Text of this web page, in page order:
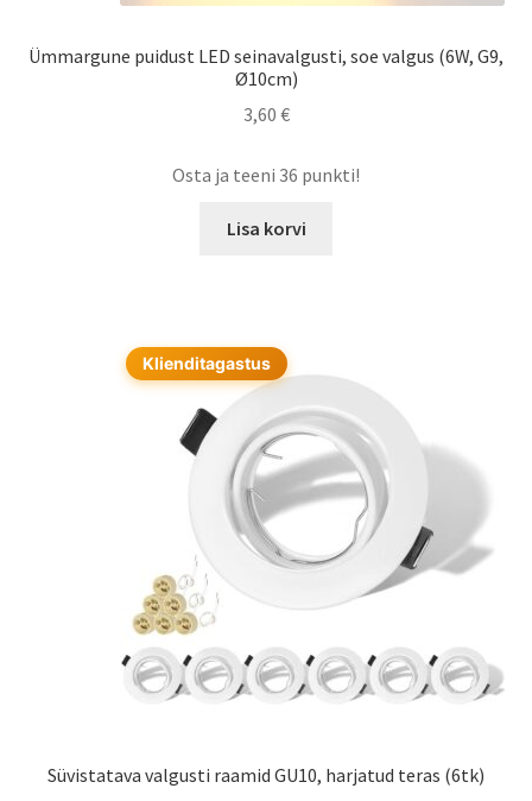
Ümmargune puidust LED seinavalgusti, soe valgus (6W, G9,
Ø10cm)
3,60 €
Osta ja teeni 36 punkti!
Lisa korvi
Klienditagastus
Süvistatava valgusti raamid GU10, harjatud teras (6tk)